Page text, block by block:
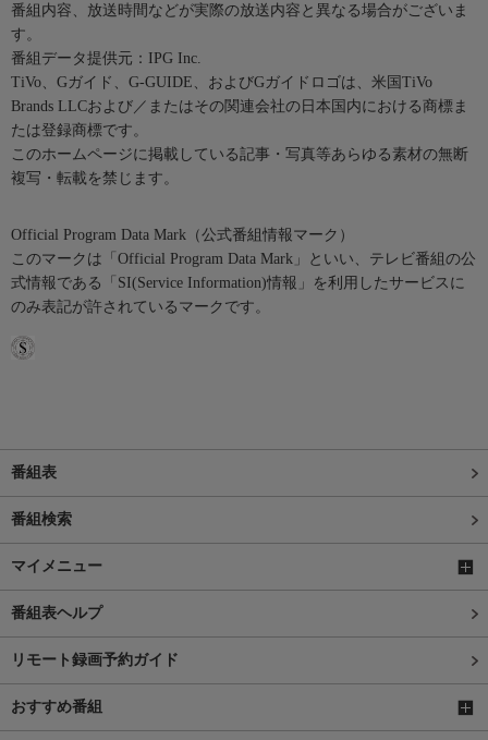
番組内容、放送時間などが実際の放送内容と異なる場合がございま
す。
番組データ提供元：IPG Inc.
TiVo、Gガイド、G-GUIDE、およびGガイドロゴは、米国TiVo
Brands LLCおよび／またはその関連会社の日本国内における商標ま
たは登録商標です。
このホームページに掲載している記事・写真等あらゆる素材の無断
複写・転載を禁じます。
Official Program Data Mark（公式番組情報マーク）
このマークは「Official Program Data Mark」といい、テレビ番組の公
式情報である「SI(Service Information)情報」を利用したサービスに
のみ表記が許されているマークです。
番組表
番組検索
マイメニュー
番組表ヘルプ
リモート録画予約ガイド
おすすめ番組